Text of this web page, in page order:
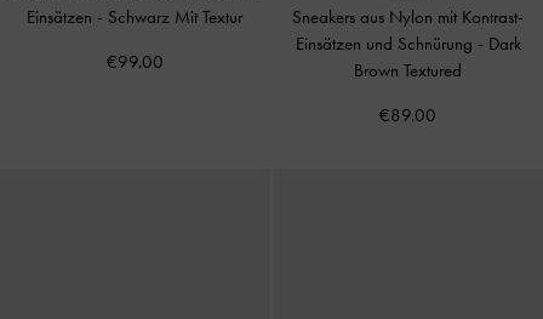
Einsätzen - Schwarz Mit Textur
€99.00
Sneakers aus Nylon mit Kontrast-
Einsätzen und Schnürung - Dark
Brown Textured
€89.00